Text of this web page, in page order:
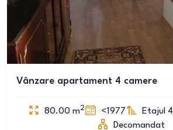
Vânzare apartament 4 camere
80.00 m2 <1977 Etajul 4
Decomandat